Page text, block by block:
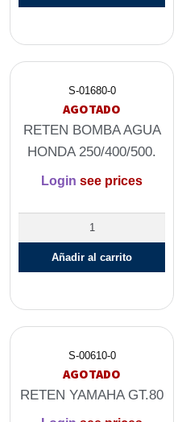
S-01680-0
AGOTADO
RETEN BOMBA AGUA
HONDA 250/400/500.
Login see prices
Añadir al carrito
S-00610-0
AGOTADO
RETEN YAMAHA GT.80